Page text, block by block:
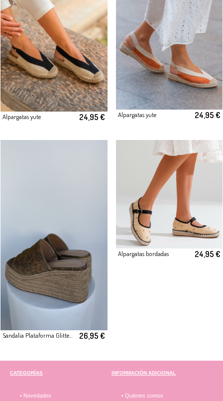
Alpargatas yute 24,95 € Alpargatas yute 24,95 €
26,95 €
Alpargatas bordadas 24,95 €
CATEGORÍAS
• Novedades
INFORMACIÓN ADICIONAL
• Quienes somos